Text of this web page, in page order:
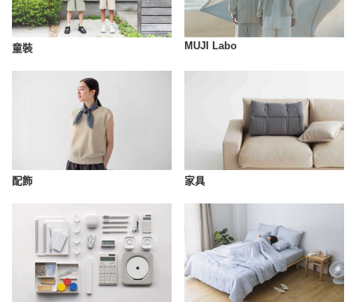
童裝 MUJI Labo
配飾 家具